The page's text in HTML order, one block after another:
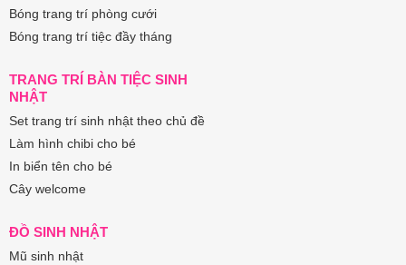
Bóng trang trí phòng cưới
Bóng trang trí tiệc đầy tháng
TRANG TRÍ BÀN TIỆC SINH
NHẬT
Set trang trí sinh nhật theo chủ đề
Làm hình chibi cho bé
In biển tên cho bé
Cây welcome
ĐỒ SINH NHẬT
Mũ sinh nhật